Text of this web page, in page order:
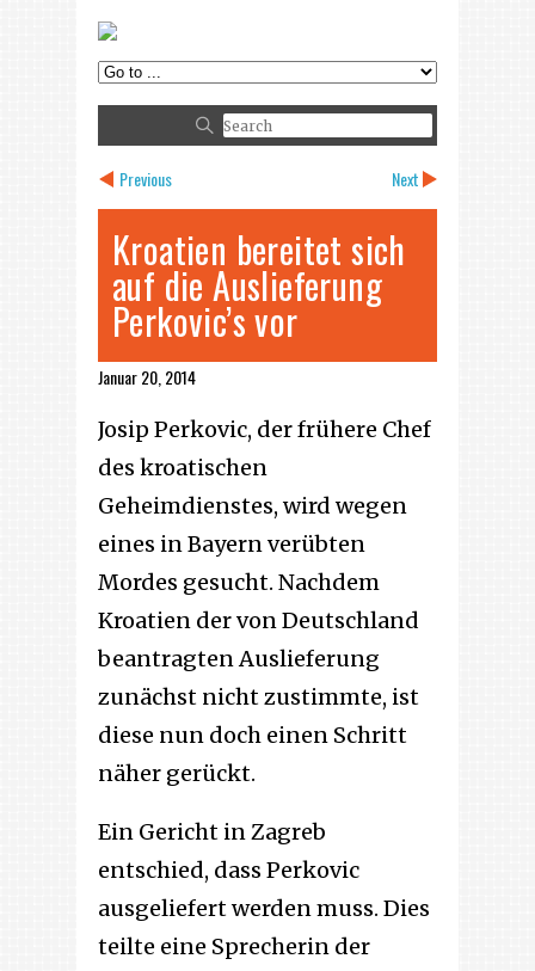
Previous Next
Kroatien bereitet sich
auf die Auslieferung
Perkovic’s vor
Januar 20, 2014
Josip Perkovic, der frühere Chef
des kroatischen
Geheimdienstes, wird wegen
eines in Bayern verübten
Mordes gesucht. Nachdem
Kroatien der von Deutschland
beantragten Auslieferung
zunächst nicht zustimmte, ist
diese nun doch einen Schritt
näher gerückt.
Ein Gericht in Zagreb
entschied, dass Perkovic
ausgeliefert werden muss. Dies
teilte eine Sprecherin der